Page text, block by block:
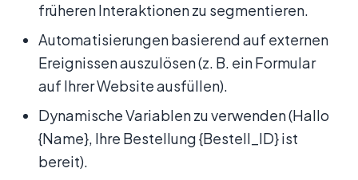
früheren Interaktionen zu segmentieren.
Automatisierungen basierend auf externen
Ereignissen auszulösen (z. B. ein Formular
auf Ihrer Website ausfüllen).
Dynamische Variablen zu verwenden (Hallo
{Name}, Ihre Bestellung {Bestell_ID} ist
bereit).